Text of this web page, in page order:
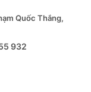
Quốc Thắng,
932